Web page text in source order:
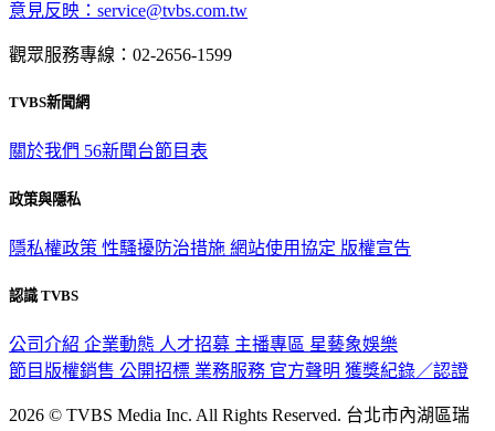
意見反映：service@tvbs.com.tw
觀眾服務專線：02-2656-1599
TVBS新聞網
關於我們 56新聞台節目表
政策與隱私
隱私權政策 性騷擾防治措施 網站使用協定 版權宣告
認識 TVBS
公司介紹 企業動態 人才招募 主播專區 星藝象娛樂
節目版權銷售 公開招標 業務服務 官方聲明 獲獎紀錄／認證
2026 © TVBS Media Inc. All Rights Reserved. 台北市內湖區瑞